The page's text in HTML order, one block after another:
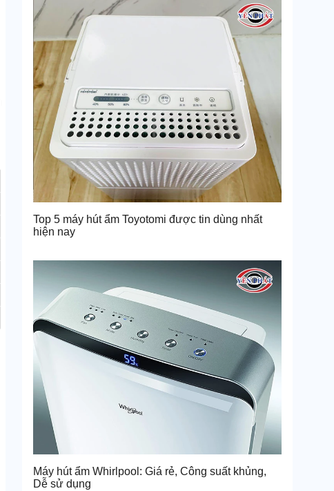
Top 5 máy hút ẩm Toyotomi được tin dùng nhất
hiện nay
Máy hút ẩm Whirlpool: Giá rẻ, Công suất khủng,
Dễ sử dụng